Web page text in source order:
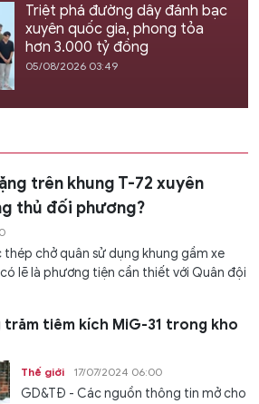
Triệt phá đường dây đánh bạc
xuyên quốc gia, phong tỏa
hơn 3.000 tỷ đồng
05/08/2026 03:49
trên khung T-72 xuyên
thủ đối phương?
chở quân sử dụng khung gầm xe
lẽ là phương tiện cần thiết với Quân đội
trăm tiêm kích MiG-31 trong kho
Thế giới 17/07/2024 06:00
GD&TĐ - Các nguồn thông tin mở cho